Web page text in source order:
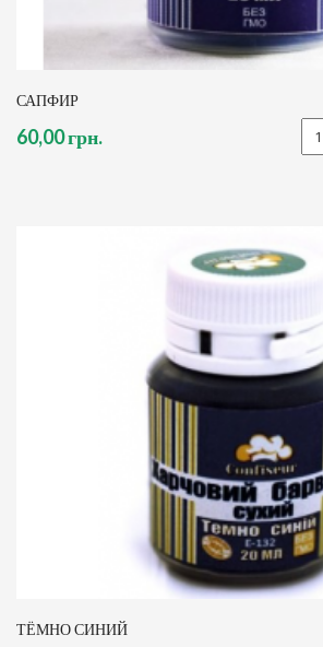
САПФИР
60,00 грн.
ТЁМНО СИНИЙ